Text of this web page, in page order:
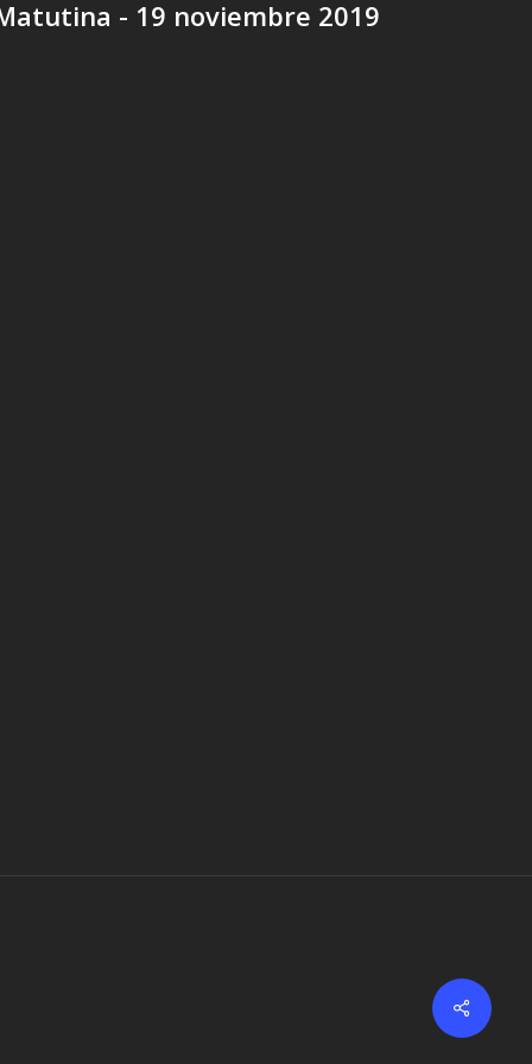
- 19 noviembre 2019